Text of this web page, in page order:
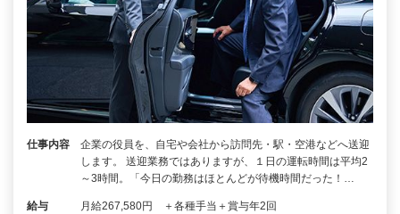
仕事内容
企業の役員を、自宅や会社から訪問先・駅・空港などへ送迎
します。 送迎業務ではありますが、１日の運転時間は平均2
～3時間。「今日の勤務はほとんどが待機時間だった！…
給与 月給267,580円 ＋各種手当＋賞与年2回